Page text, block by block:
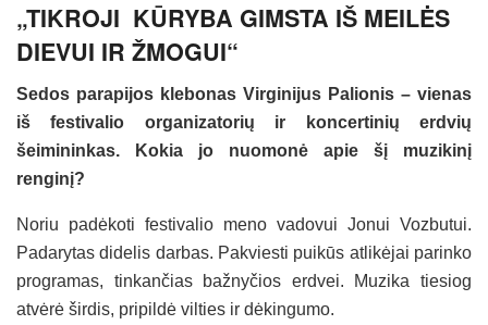
„TIKROJI KŪRYBA GIMSTA IŠ MEILĖS
DIEVUI IR ŽMOGUI“
Sedos parapijos klebonas Virginijus Palionis – vienas
iš festivalio organizatorių ir koncertinių erdvių
šeimininkas. Kokia jo nuomonė apie šį muzikinį
renginį?
Noriu padėkoti festivalio meno vadovui Jonui Vozbutui.
Padarytas didelis darbas. Pakviesti puikūs atlikėjai parinko
programas, tinkančias bažnyčios erdvei. Muzika tiesiog
atvėrė širdis, pripildė vilties ir dėkingumo.